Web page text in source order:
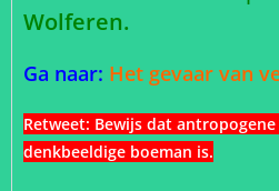
Wolferen.
Ga naar: Het gevaar van
Retweet: Bewijs dat
denkbeeldige boeman is.